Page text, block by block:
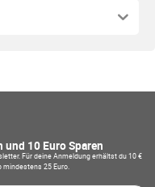
10 Euro Sparen
Für deine Anmeldung erhältst du 10 €
mindestens 25 Euro.